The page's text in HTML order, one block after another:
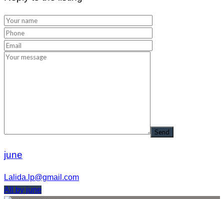
4,000,000บาท
ติดต่อเพื่อสอบถามราคา
Reply to the listing